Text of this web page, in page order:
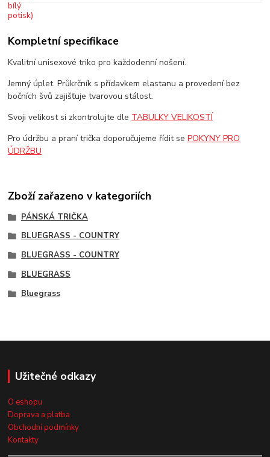
Kompletní specifikace
Kvalitní unisexové triko pro každodenní nošení.
Jemný úplet. Průkrčník s přídavkem elastanu a provedení bez
bočních švů zajišťuje tvarovou stálost.
Svoji velikost si zkontrolujte dle TABULKY VELIKOSTÍ
Pro údržbu a praní trička doporučujeme řídit sePOKYNY PRO
ÚDRŽBU
Zboží zařazeno v kategoriích
PÁNSKÁ TRIČKA
BLUEGRASS - COUNTRY
BLUEGRASS - COUNTRY
BLUEGRASS
Bluegrass
Užitečné odkazy
O eshopu
Doprava a platba
Obchodní podmínky
Kontakty